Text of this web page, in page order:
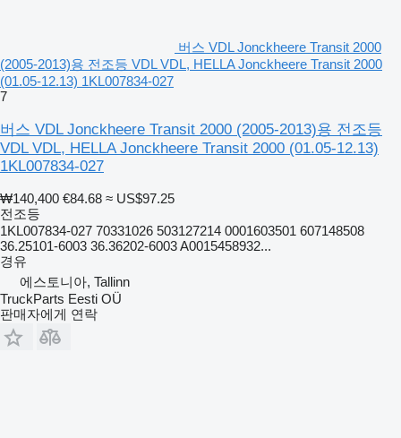
버스 VDL Jonckheere Transit 2000
(2005-2013)용 전조등 VDL VDL, HELLA Jonckheere Transit 2000
(01.05-12.13) 1KL007834-027
7
버스 VDL Jonckheere Transit 2000 (2005-2013)용 전조등
VDL VDL, HELLA Jonckheere Transit 2000 (01.05-12.13)
1KL007834-027
₩140,400 €84.68 ≈ US$97.25
전조등
1KL007834-027 70331026 503127214 0001603501 607148508
36.25101-6003 36.36202-6003 A0015458932...
경유
에스토니아, Tallinn
TruckParts Eesti OÜ
판매자에게 연락